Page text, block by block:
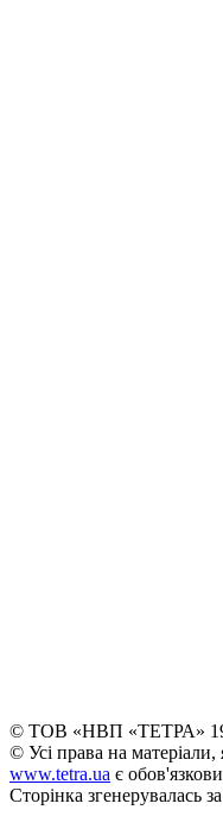
© ТОВ «НВП «ТЕТРА»
© Усі права на матеріали,
www.tetra.ua є
Сторінка згенерувалась